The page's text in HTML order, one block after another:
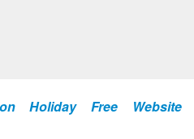
Holiday Free Website